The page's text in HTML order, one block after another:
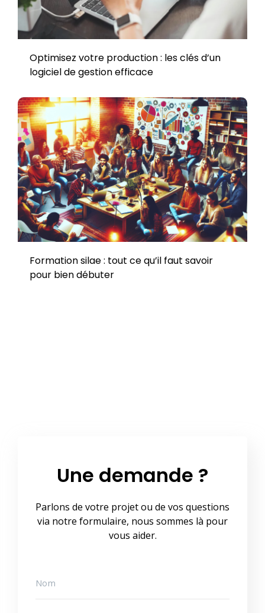
Optimisez votre production : les clés d’un
logiciel de gestion efficace
Formation silae : tout ce qu’il faut savoir
pour bien débuter
Une demande ?
Parlons de votre projet ou de vos questions
via notre formulaire, nous sommes là pour
vous aider.